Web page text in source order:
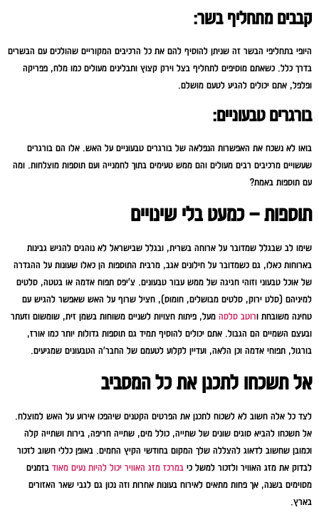
קבבים מתחליף בשר:
היופי בתחליפי הבשר זה שניתן להוסיף להם את כל הרכיבים המקוריים שהולכים עם הבשרים
בדרך כלל. כשאתם מוסיפים לתחליף בצל וירק קצוץ ותבלינים מעולים כמו מלח, פפריקה
ופלפל, אתם יכולים להגיע לטעם מושלם.
בורגרים טבעוניים:
בואו לא נשכח את האפשרות הנפלאה של בורגרים טבעוניים על האש. אלו הם בורגרים
שעשויים מרכיבים רבים מעולים והם ממש טעימים בתוך לחמנייה ועם תוספות מוצלחות. ומה
עם תוספות באמת?
תוספות – כמעט בלי שינויים
שימו לב שבגלל שמדובר על ארוחה בשרית, ובגלל שבישראל לא נוהגים להגיש גבינות
בארוחות כאלו, גם כשמדובר על חילונים אגב, מרבית התוספות הן כאלו שעונות על ההגדרה
של אוכל טבעוני וזוהי חגיגה של ממש עבור טבעונים. צ'יפס תפוח אדמה או בטטה, סלטים
למיניהם (סלט ירוק, סלטים מבושלים, חומוס), חציל שרוף על האש שאפשר להגיש עם
טחינה משובחת ורוטב סלסה מעל, פיתות חצויות לשניים משוחות בשמן זית, שומשום וזעתר
ובעצם השמיים הם הגבול. אתם יכולים להוסיף תמיד גם תוספות גדולות יותר כמו אורז,
בורגול, תפוחי אדמה וכן הלאה, ועדיין לקלוע לטעמם של החבר'ה הטבעונים שמגיעים.
אל תשכחו לתכנן את כל המסביב
לצד כל אלה חשוב לא לשכוח לתכנן את הפרטים הקטנים שיהפכו אירוע על האש למוצלח.
אל תשכחו להביא סוגים שונים של שתייה, כולל מים, שתייה חריפה, בירות ושתייה קלה
וכמובן שחשוב לדאוג להצללה שלך המקום בחודשי הקיץ החמים. באופן כללי חשוב לזכור
לבדוק את מזג האוויר ולזכור למשל כי במרכז מזג האוויר יכול להיות נעים מאוד בזמנים
מסוימים בשנה, אך פחות מתאים לאירוח בעונות אחרות וזה נכון גם לגבי שאר האזורים
בארץ.